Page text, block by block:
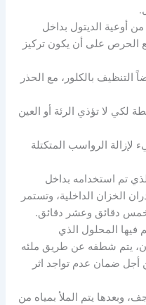
أوعية الديتول بداخل
الحرص على أن يكون تركيز
بالكلور، مع الحذر
لا تؤذي الرئة أو العين
الرواسب المتكتلة
تم استخدامه بداخل
الخزان الداخلية، وتستمر
خمس دقائق وعشر دقائق.
فيها المحلول الذي
يتم شطفه عن طريق ملئه
أجل ضمان عدم تواجد اثر
وبعدها يتم الملأ بمياه من